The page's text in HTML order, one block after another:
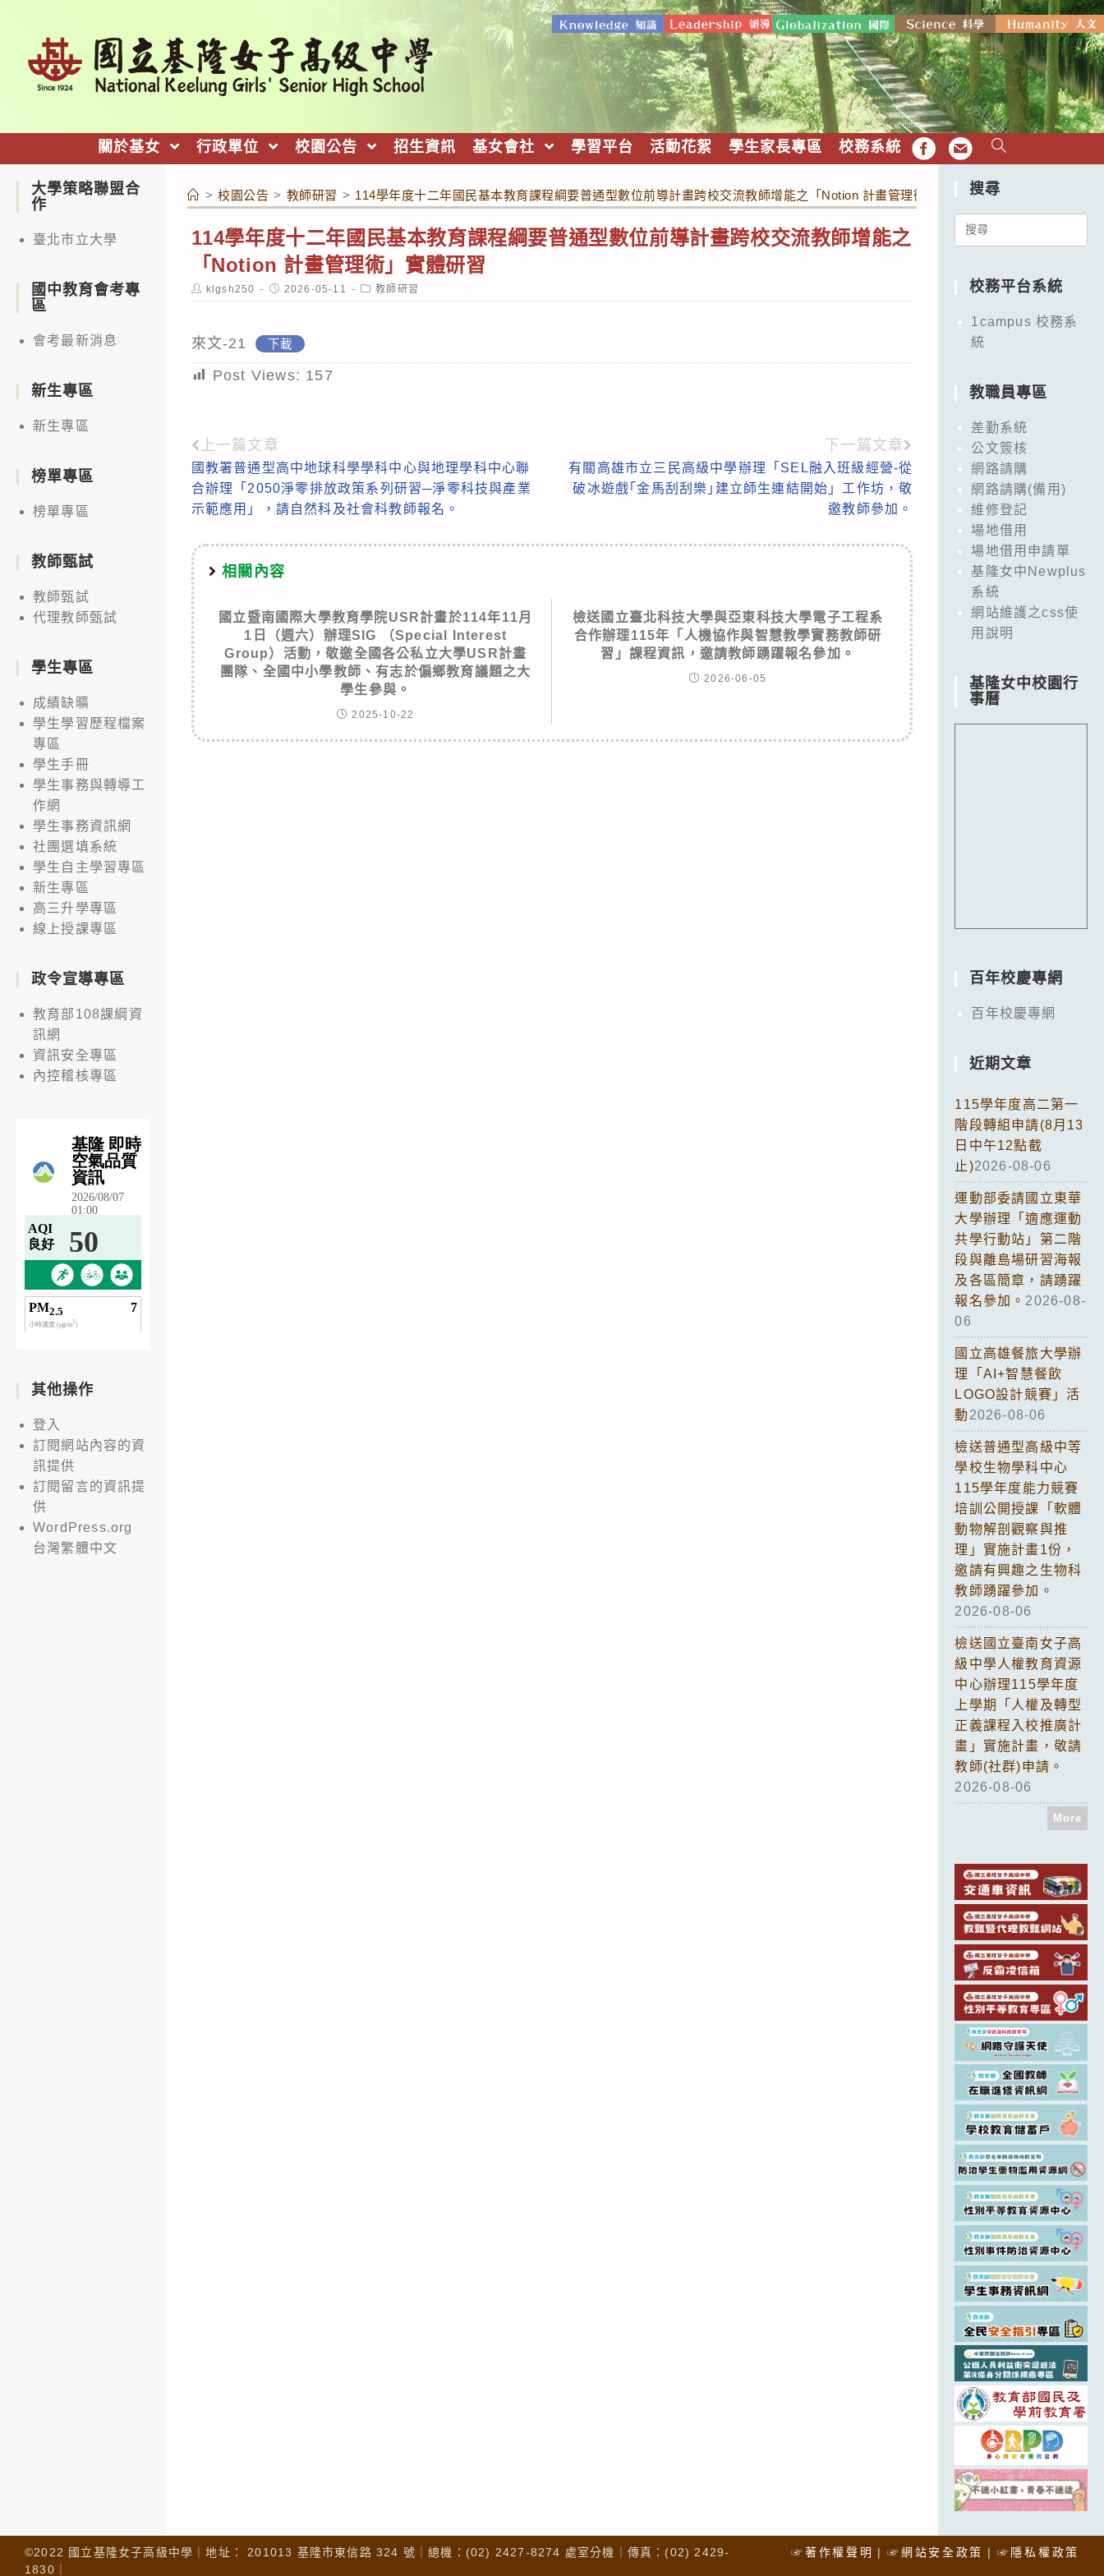
關於基女 行政單位 校園公告 招生資訊 基女會社 學習平台 活動花絮 學生家長專區 校務系統 FB EMAIL
> 校園公告 > 教師研習 > 114學年度十二年國民基本教育課程綱要普通型數位前導計畫跨校交流教師增能之「Notion 計畫管理術」實體研習
114學年度十二年國民基本教育課程綱要普通型數位前導計畫跨校交流教師增能之
「Notion 計畫管理術」實體研習
Post
author:
klgsh250
Post
published:
2026-05-11
Post
category:
教師研習
來文-21 下載
Post Views: 157
Read
more
articles
上一篇文章
國教署普通型高中地球科學學科中心與地理學科中心聯
合辦理「2050淨零排放政策系列研習─淨零科技與產業
示範應用」，請自然科及社會科教師報名。
下一篇文章
有關高雄市立三民高級中學辦理「SEL融入班級經營-從
破冰遊戲｢金馬刮刮樂｣建立師生連結開始」工作坊，敬
邀教師參加。
相關內容
國立暨南國際大學教育學院USR計畫於114年11月
1日（週六）辦理SIG （Special Interest
Group）活動，敬邀全國各公私立大學USR計畫
團隊、全國中小學教師、有志於偏鄉教育議題之大
學生參與。
2025-10-22
檢送國立臺北科技大學與亞東科技大學電子工程系
合作辦理115年「人機協作與智慧教學實務教師研
習」課程資訊，邀請教師踴躍報名參加。
2026-06-05
大學策略聯盟合
作
臺北市立大學
國中教育會考專
區
會考最新消息
新生專區
新生專區
榜單專區
榜單專區
教師甄試
教師甄試
代理教師甄試
學生專區
成績缺曠
學生學習歷程檔案
專區
學生手冊
學生事務與轉導工
作網
學生事務資訊網
社團選填系統
學生自主學習專區
新生專區
高三升學專區
線上授課專區
政令宣導專區
教育部108課綱資
訊網
資訊安全專區
內控稽核專區
其他操作
登入
訂閱網站內容的資
訊提供
訂閱留言的資訊提
供
WordPress.org
台灣繁體中文
搜尋
Search
校務平台系統
1campus 校務系
統
教職員專區
差勤系統
公文簽核
網路請購
網路請購(備用)
維修登記
場地借用
場地借用申請單
基隆女中Newplus
系統
網站維護之css使
用說明
基隆女中校園行
事曆
百年校慶專網
百年校慶專網
近期文章
115學年度高二第一
階段轉組申請(8月13
日中午12點截
止)2026-08-06
運動部委請國立東華
大學辦理「適應運動
共學行動站」第二階
段與離島場研習海報
及各區簡章，請踴躍
報名參加。 2026-08-
06
國立高雄餐旅大學辦
理「AI+智慧餐飲
LOGO設計競賽」活
動 2026-08-06
檢送普通型高級中等
學校生物學科中心
115學年度能力競賽
培訓公開授課「軟體
動物解剖觀察與推
理」實施計畫1份，
邀請有興趣之生物科
教師踴躍參加。
2026-08-06
檢送國立臺南女子高
級中學人權教育資源
中心辦理115學年度
上學期「人權及轉型
正義課程入校推廣計
畫」實施計畫，敬請
教師(社群)申請。
2026-08-06
More
☞著作權聲明 ☞網站安全政策 ☞隱私權政策
©2022 國立基隆女子高級中學｜地址： 201013 基隆市東信路 324 號｜總機：(02) 2427-8274 處室分機｜傳真：(02) 2429-
1830｜